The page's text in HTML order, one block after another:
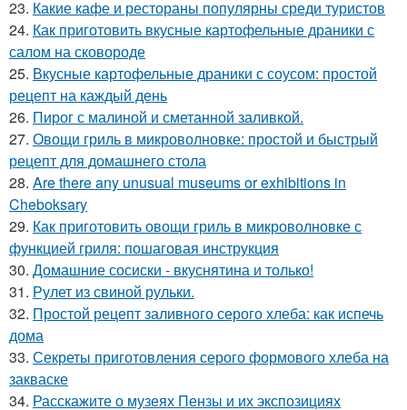
23. Какие кафе и рестораны популярны среди туристов
24. Как приготовить вкусные картофельные драники с
салом на сковороде
25. Вкусные картофельные драники с соусом: простой
рецепт на каждый день
26. Пирог с малиной и сметанной заливкой.
27. Овощи гриль в микроволновке: простой и быстрый
рецепт для домашнего стола
28. Are there any unusual museums or exhibitions in
Cheboksary
29. Как приготовить овощи гриль в микроволновке с
функцией гриля: пошаговая инструкция
30. Домашние сосиски - вкуснятина и только!
31. Рулет из свиной рульки.
32. Простой рецепт заливного серого хлеба: как испечь
дома
33. Секреты приготовления серого формового хлеба на
закваске
34. Расскажите о музеях Пензы и их экспозициях